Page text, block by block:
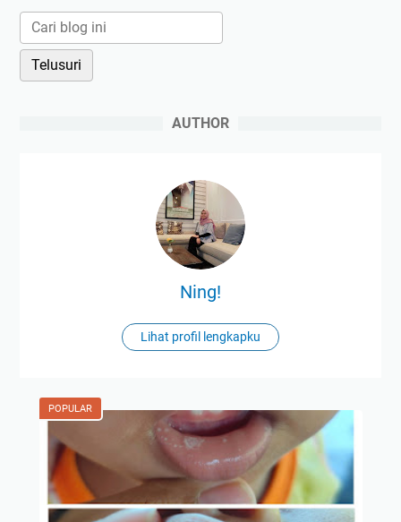
AUTHOR
Ning!
Lihat profil lengkapku
POPULAR